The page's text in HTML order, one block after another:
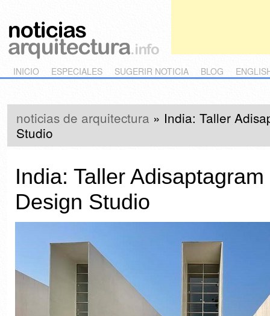
Main menu
Skip to primary content
Skip to secondary content
INICIO ESPECIALES SUGERIR NOTICIA BLOG
noticias de arquitectura » India: Taller
Studio
India: Taller
Design Studio